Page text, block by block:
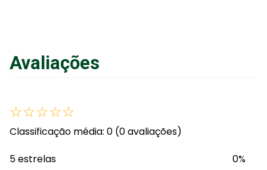
Avaliações
☆☆☆☆☆
Classificação média: 0 (0 avaliações)
5 estrelas
0%